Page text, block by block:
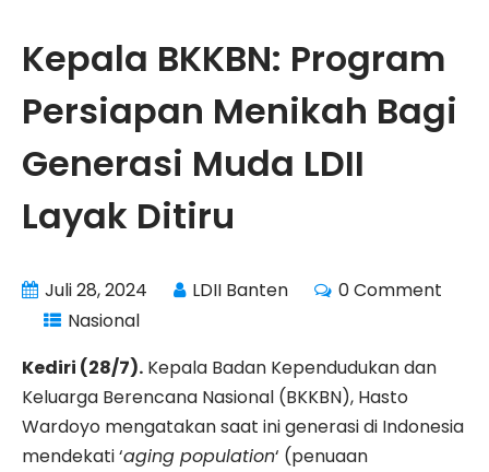
Kepala BKKBN: Program
Persiapan Menikah Bagi
Generasi Muda LDII
Layak Ditiru
Juli 28, 2024 LDII Banten
0 Comment
Nasional
Kediri (28/7). Kepala Badan Kependudukan dan
Keluarga Berencana Nasional (BKKBN), Hasto
Wardoyo mengatakan saat ini generasi di Indonesia
mendekati ‘aging population‘ (penuaan